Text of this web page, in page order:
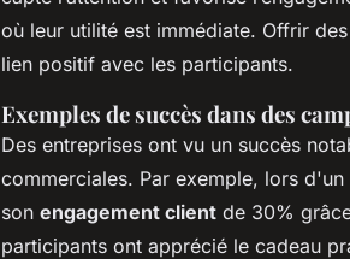
où leur utilité est immédiate. Offrir
lien positif avec les participants.
Exemples de succès dans des
Des entreprises ont vu un succès
commerciales. Par exemple, lors
son engagement client de 30%
participants ont apprécié le cadeau